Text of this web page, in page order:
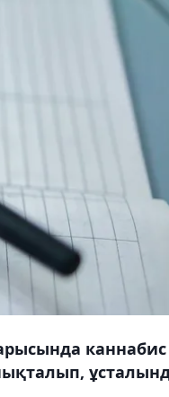
каннабис